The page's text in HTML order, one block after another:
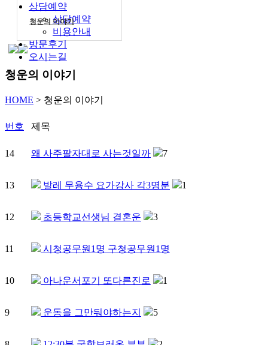
상담예약
상담예약
비용안내
방문후기
오시는길
청운의 이야기
청운의 이야기
HOME > 청운의 이야기
번호 제목
14 왜 사주팔자대로 사는것일까 7
13 발레 무용수 요가강사 각3명분 1
12 초등학교선생님 결혼운 3
11 시청공무원1명 구청공무원1명
10 아나운서포기 또다른진로 1
9 운동을 그만둬야하는지 5